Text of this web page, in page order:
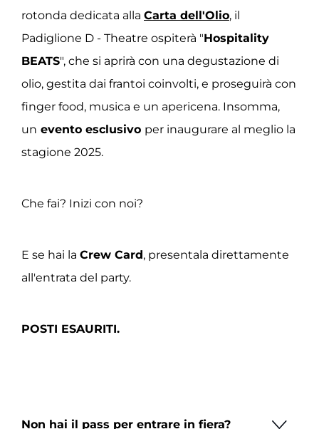
rotonda dedicata alla Carta dell'Olio, il
Padiglione D - Theatre ospiterà "Hospitality
BEATS", che si aprirà con una degustazione di
olio, gestita dai frantoi coinvolti, e proseguirà con
finger food, musica e un apericena. Insomma,
un evento esclusivo per inaugurare al meglio la
stagione 2025.
Che fai? Inizi con noi?
E se hai la Crew Card, presentala direttamente
all'entrata del party.
POSTI ESAURITI.
Non hai il pass per entrare in fiera?